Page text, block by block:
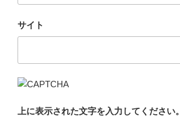
サイト
上に表示された文字を入力してください。